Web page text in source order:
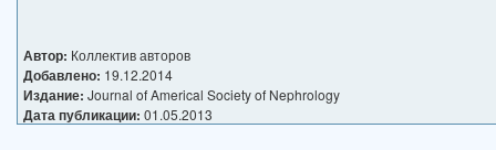
Автор: Коллектив авторов
Добавлено: 19.12.2014
Издание: Journal of Americal Society of Nephrology
Дата публикации: 01.05.2013